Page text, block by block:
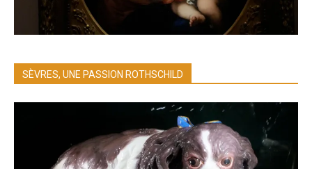
SÈVRES, UNE PASSION ROTHSCHILD